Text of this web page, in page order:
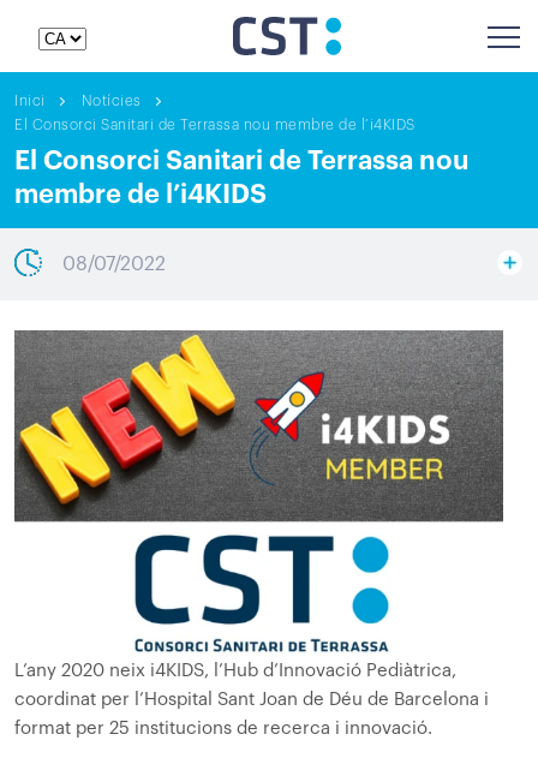
Inici
Notícies
El Consorci Sanitari de Terrassa nou membre de l’i4KIDS
El Consorci Sanitari de Terrassa nou
membre de l’i4KIDS
08/07/2022
L’any 2020 neix i4KIDS, l’Hub d’Innovació Pediàtrica,
coordinat per l’Hospital Sant Joan de Déu de Barcelona i
format per 25 institucions de recerca i innovació.